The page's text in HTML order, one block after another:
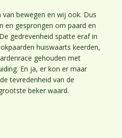
bewegen en wij ook. Dus
en gesprongen om paard en
gedrevenheid spatte eraf in
huiswaarts keerden,
gehouden met
En ja, er kon er maar
tevredenheid van de
beker waard.